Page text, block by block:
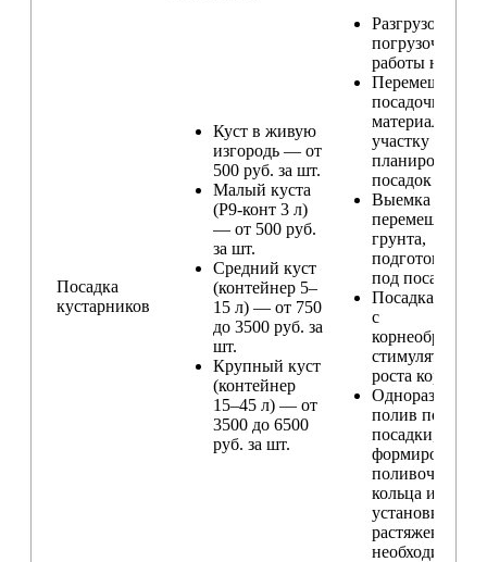
Посадка
кустарников
Куст в живую
изгородь — от
500 руб. за шт.
Малый куста
(Р9-конт 3 л)
— от 500 руб.
за шт.
Средний куст
(контейнер 5–
15 л) — от 750
до 3500 руб. за
шт.
Крупный куст
(контейнер
15–45 л) — от
3500 до 6500
руб. за шт.
Разгрузо-
погрузочные
работы на
Перемещение
посадочного
материала по
участку и
планирование
посадок
Выемка и
перемещение
грунта,
подготовка
под посадку
Посадка
с
стимулятором
роста корней
Одноразовый
полив после
посадки,
формирование
поливочного
кольца и
установка
растяжек (при